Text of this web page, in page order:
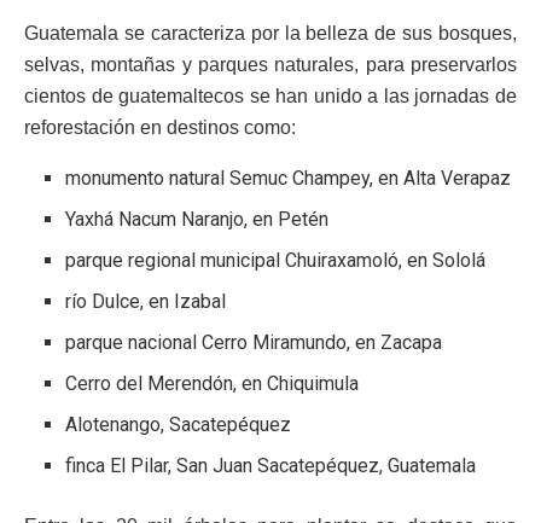
Guatemala se caracteriza por la belleza de sus bosques,
selvas, montañas y parques naturales, para preservarlos
cientos de guatemaltecos se han unido a las jornadas de
reforestación en destinos como:
monumento natural Semuc Champey, en Alta Verapaz
Yaxhá Nacum Naranjo, en Petén
parque regional municipal Chuiraxamoló, en Sololá
río Dulce, en Izabal
parque nacional Cerro Miramundo, en Zacapa
Cerro del Merendón, en Chiquimula
Alotenango, Sacatepéquez
finca El Pilar, San Juan Sacatepéquez, Guatemala